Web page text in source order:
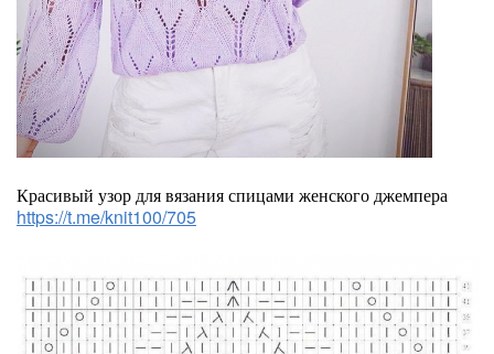
Красивый узор для вязания спицами женского джемпера
https://t.me/knit100/705